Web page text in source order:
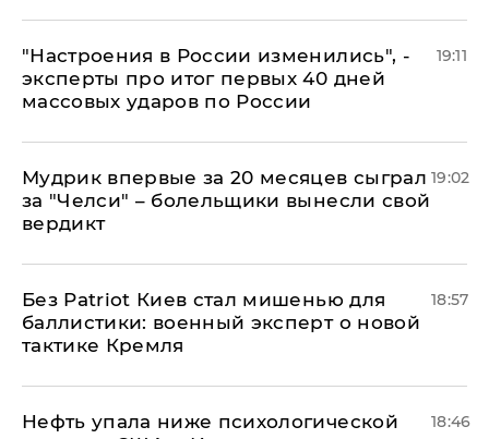
"Настроения в России изменились", -
эксперты про итог первых 40 дней
массовых ударов по России
19:11
Мудрик впервые за 20 месяцев сыграл
за "Челси" – болельщики вынесли свой
вердикт
19:02
​Без Patriot Киев стал мишенью для
баллистики: военный эксперт о новой
тактике Кремля
18:57
Нефть упала ниже психологической
18:46